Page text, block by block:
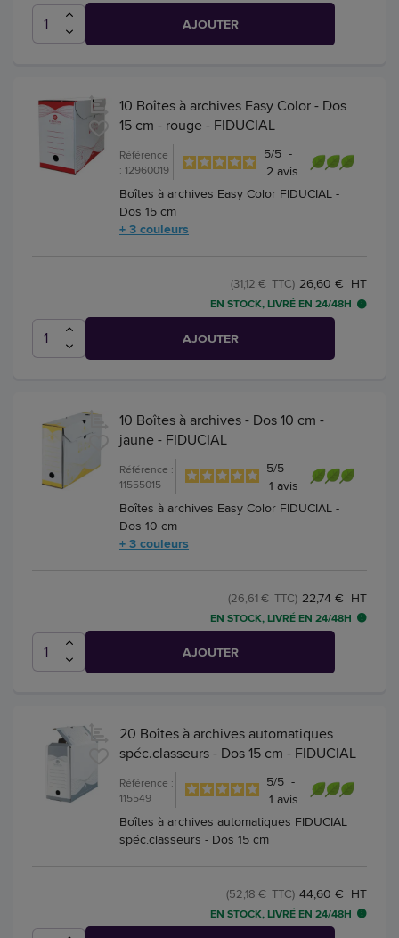
AJOUTER
10 Boîtes à archives Easy Color - Dos
15 cm - rouge - FIDUCIAL
Référence
: 12960019
5/5 -
2 avis
Boîtes à archives Easy Color FIDUCIAL -
Dos 15 cm
+ 3 couleurs
26,60 € HT
(31,12 € TTC)
EN STOCK, LIVRÉ EN 24/48H
AJOUTER
10 Boîtes à archives - Dos 10 cm -
jaune - FIDUCIAL
Référence :
11555015
5/5 -
1 avis
Boîtes à archives Easy Color FIDUCIAL -
Dos 10 cm
+ 3 couleurs
22,74 € HT
(26,61 € TTC)
EN STOCK, LIVRÉ EN 24/48H
AJOUTER
20 Boîtes à archives automatiques
spéc.classeurs - Dos 15 cm - FIDUCIAL
Référence :
115549
5/5 -
1 avis
Boîtes à archives automatiques FIDUCIAL
spéc.classeurs - Dos 15 cm
44,60 € HT
(52,18 € TTC)
EN STOCK, LIVRÉ EN 24/48H